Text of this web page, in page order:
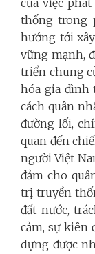
của việc
thống trong
hướng tới
vững mạnh,
triển chung
hóa gia đình
cách quân
đường lối,
quan đến
người Việt
đảm cho
trị truyền
đất nước,
cảm, sự kiên
dựng được